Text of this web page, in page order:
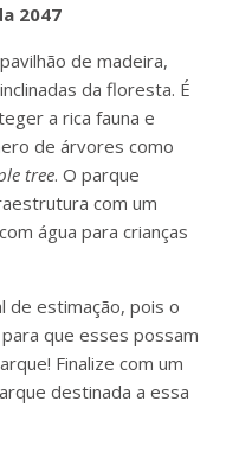
2047
de madeira,
da floresta. É
a rica fauna e
de árvores como
tree. O parque
com um
água para crianças
de estimação, pois o
que esses possam
Finalize com um
destinada a essa